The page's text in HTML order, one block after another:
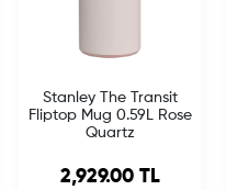
Stanley The Transit
Fliptop Mug 0.59L Rose
Quartz
2,929.00 TL